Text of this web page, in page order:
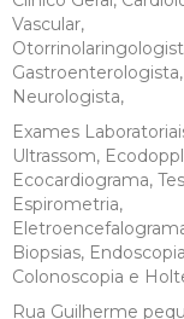
Vascular,
Neurologista,
Exames
Ultrassom,
Ecocardiograma,
Espirometria,
Biopsias,
Colonoscopia e
Rua Guilherme